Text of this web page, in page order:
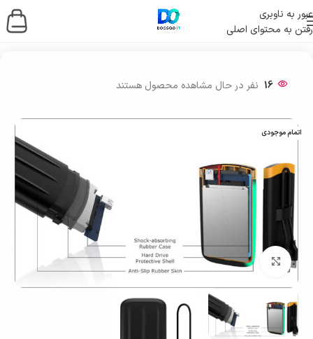
عبور به ناوبری
رفتن به محتوای اصلی
خانه/ ذخیره ساز اطلاعات
16 نفر در حال مشاهده محصول هستند
اتمام موجودی
بزرگنمایی تصویر